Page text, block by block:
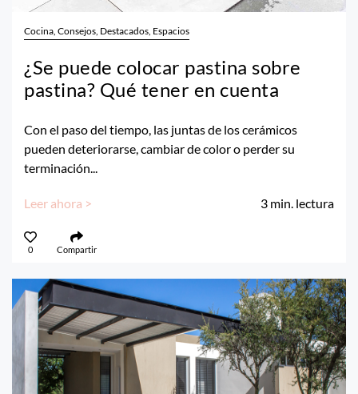
Cocina, Consejos, Destacados, Espacios
¿Se puede colocar pastina sobre
pastina? Qué tener en cuenta
Con el paso del tiempo, las juntas de los cerámicos
pueden deteriorarse, cambiar de color o perder su
terminación...
Leer ahora > 3 min. lectura
0 Compartir